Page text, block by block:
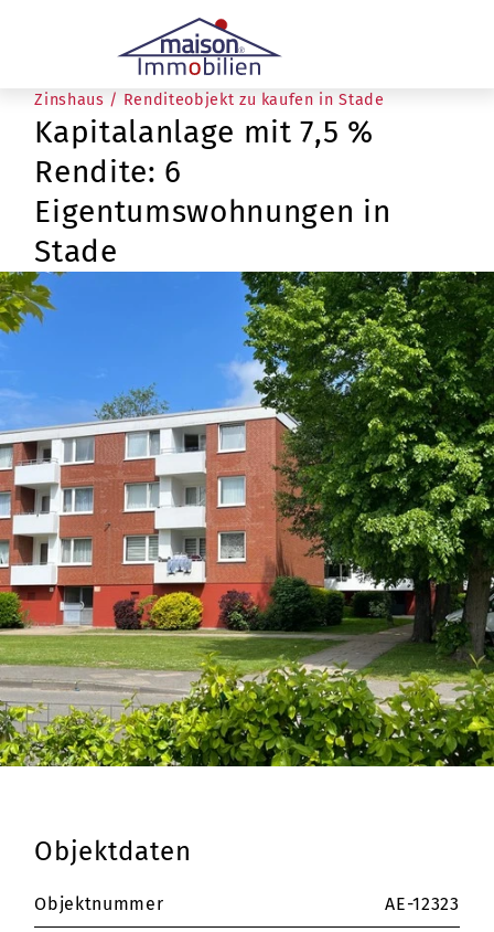
Zinshaus / Renditeobjekt zu kaufen in Stade
Kapitalanlage mit 7,5 %
Rendite: 6
Eigentumswohnungen in
Stade
Objektdaten
Objektnummer AE-12323